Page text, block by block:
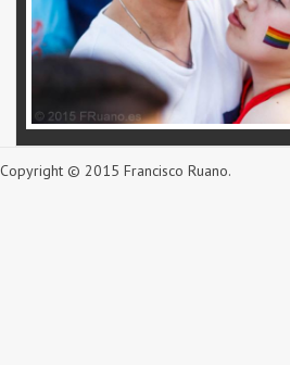
Copyright © 2015 Francisco Ruano.